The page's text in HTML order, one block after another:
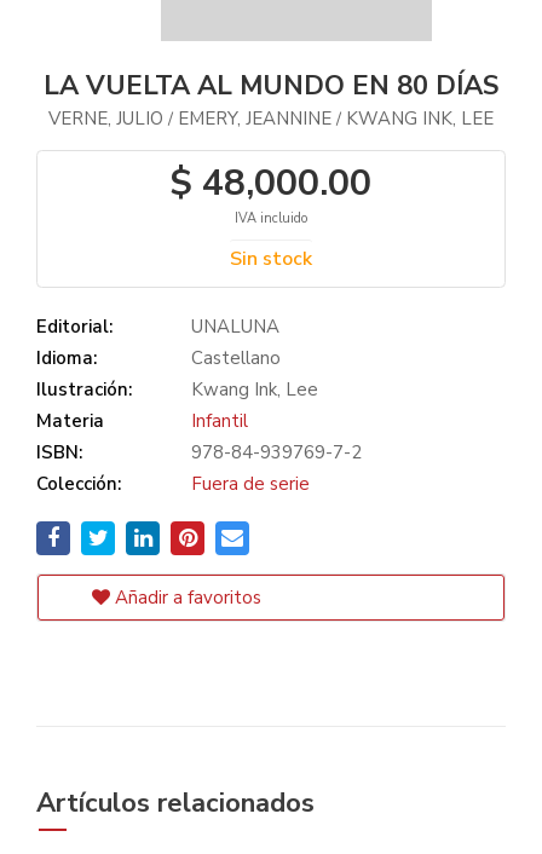
LA VUELTA AL MUNDO EN 80 DÍAS
VERNE, JULIO / EMERY, JEANNINE / KWANG INK, LEE
$ 48,000.00
IVA incluido
Sin stock
Editorial:
UNALUNA
Idioma:
Castellano
Ilustración:
Kwang Ink, Lee
Materia
Infantil
ISBN:
978-84-939769-7-2
Colección:
Fuera de serie
Añadir a favoritos
Artículos relacionados